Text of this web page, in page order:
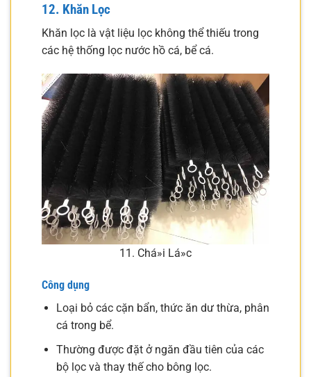
12. Khăn Lọc
Khăn lọc là vật liệu lọc không thể thiếu trong
các hệ thống lọc nước hồ cá, bể cá.
11. Chá»i Lá»c
Công dụng
Loại bỏ các cặn bẩn, thức ăn dư thừa, phân
cá trong bể.
Thường được đặt ở ngăn đầu tiên của các
bộ lọc và thay thế cho bông lọc.